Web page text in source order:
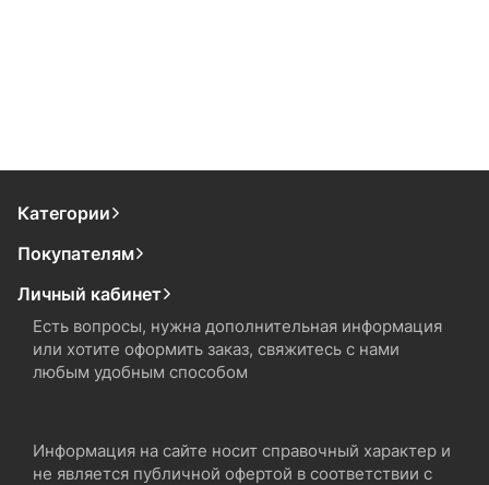
Категории
Покупателям
Личный кабинет
Есть вопросы, нужна дополнительная информация
или хотите оформить заказ, свяжитесь с нами
любым удобным способом
Информация на сайте носит справочный характер и
не является публичной офертой в соответствии с